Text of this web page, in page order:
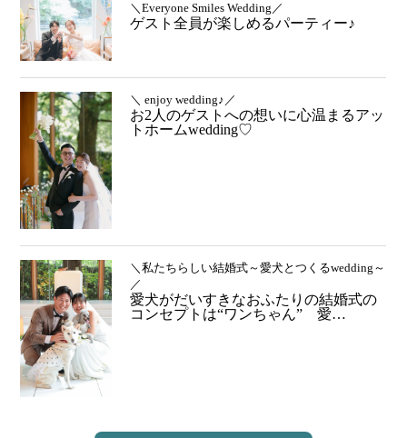
＼Everyone Smiles Wedding／
ゲスト全員が楽しめるパーティー♪
＼ enjoy wedding♪／
お2人のゲストへの想いに心温まるアッ
トホームwedding♡
＼私たちらしい結婚式～愛犬とつくるwedding～
／
愛犬がだいすきなおふたりの結婚式の
コンセプトは“ワンちゃん” 愛…